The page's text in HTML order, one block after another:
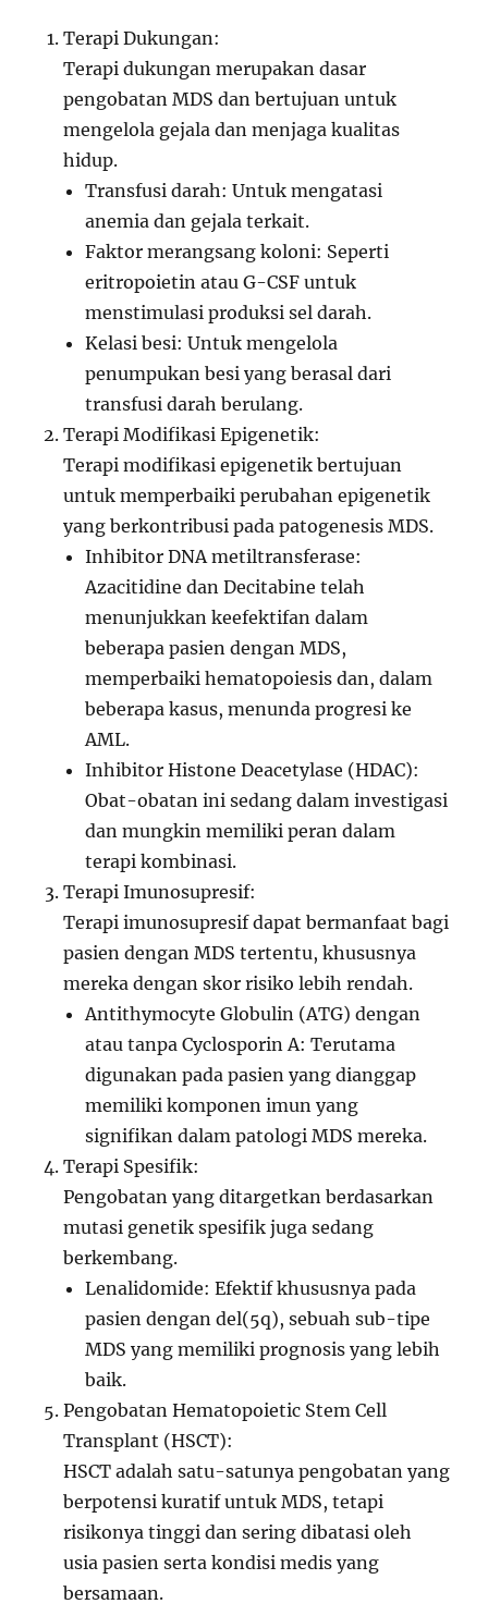
Terapi Dukungan:
Terapi dukungan merupakan dasar
pengobatan MDS dan bertujuan untuk
mengelola gejala dan menjaga kualitas
hidup.
Transfusi darah: Untuk mengatasi
anemia dan gejala terkait.
Faktor merangsang koloni: Seperti
eritropoietin atau G-CSF untuk
menstimulasi produksi sel darah.
Kelasi besi: Untuk mengelola
penumpukan besi yang berasal dari
transfusi darah berulang.
Terapi Modifikasi Epigenetik:
Terapi modifikasi epigenetik bertujuan
untuk memperbaiki perubahan epigenetik
yang berkontribusi pada patogenesis MDS.
Inhibitor DNA metiltransferase:
Azacitidine dan Decitabine telah
menunjukkan keefektifan dalam
beberapa pasien dengan MDS,
memperbaiki hematopoiesis dan, dalam
beberapa kasus, menunda progresi ke
AML.
Inhibitor Histone Deacetylase (HDAC):
Obat-obatan ini sedang dalam investigasi
dan mungkin memiliki peran dalam
terapi kombinasi.
Terapi Imunosupresif:
Terapi imunosupresif dapat bermanfaat bagi
pasien dengan MDS tertentu, khususnya
mereka dengan skor risiko lebih rendah.
Antithymocyte Globulin (ATG) dengan
atau tanpa Cyclosporin A: Terutama
digunakan pada pasien yang dianggap
memiliki komponen imun yang
signifikan dalam patologi MDS mereka.
Terapi Spesifik:
Pengobatan yang ditargetkan berdasarkan
mutasi genetik spesifik juga sedang
berkembang.
Lenalidomide: Efektif khususnya pada
pasien dengan del(5q), sebuah sub-tipe
MDS yang memiliki prognosis yang lebih
baik.
Pengobatan Hematopoietic Stem Cell
Transplant (HSCT):
HSCT adalah satu-satunya pengobatan yang
berpotensi kuratif untuk MDS, tetapi
risikonya tinggi dan sering dibatasi oleh
usia pasien serta kondisi medis yang
bersamaan.